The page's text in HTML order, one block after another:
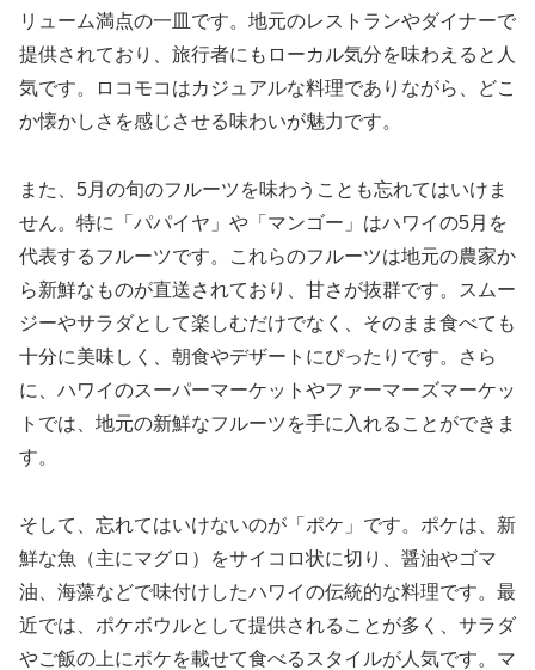
リューム満点の一皿です。地元のレストランやダイナーで
提供されており、旅行者にもローカル気分を味わえると人
気です。ロコモコはカジュアルな料理でありながら、どこ
か懐かしさを感じさせる味わいが魅力です。
また、5月の旬のフルーツを味わうことも忘れてはいけま
せん。特に「パパイヤ」や「マンゴー」はハワイの5月を
代表するフルーツです。これらのフルーツは地元の農家か
ら新鮮なものが直送されており、甘さが抜群です。スムー
ジーやサラダとして楽しむだけでなく、そのまま食べても
十分に美味しく、朝食やデザートにぴったりです。さら
に、ハワイのスーパーマーケットやファーマーズマーケッ
トでは、地元の新鮮なフルーツを手に入れることができま
す。
そして、忘れてはいけないのが「ポケ」です。ポケは、新
鮮な魚（主にマグロ）をサイコロ状に切り、醤油やゴマ
油、海藻などで味付けしたハワイの伝統的な料理です。最
近では、ポケボウルとして提供されることが多く、サラダ
やご飯の上にポケを載せて食べるスタイルが人気です。マ